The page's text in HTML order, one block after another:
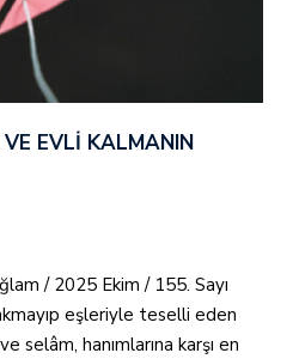
EVLI KALMANIN
/ 2025 Ekim / 155. Sayı
eşleriyle teselli eden
selâm, hanımlarına karşı en